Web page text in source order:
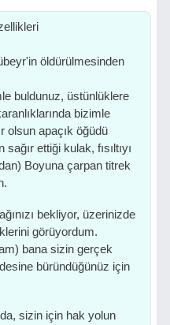
öldürülmesinden
buldunuz, üstün­lüklere
bi­zimle
olsun apaçık öğüdü
ettiği kulak, fısıltıyı
Boyuna çarpan titrek
bekliyor, üzeri­nizde
görüyordum.
bana sizin gerçek
büründüğünüz için
sizin için hak yolun